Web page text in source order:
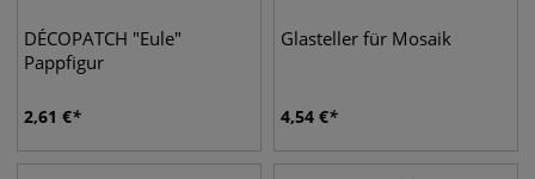
DÉCOPATCH "Eule"
Pappfigur
2,61 €
Glasteller für Mosaik
4,54 €